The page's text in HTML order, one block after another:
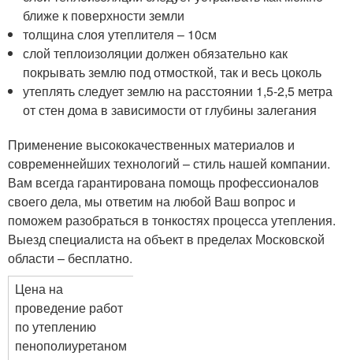
ближе к поверхности земли
толщина слоя утеплителя – 10см
слой теплоизоляции должен обязательно как
покрывать землю под отмосткой, так и весь цоколь
утеплять следует землю на расстоянии 1,5-2,5 метра
от стен дома в зависимости от глубины залегания
Применение высококачественных материалов и
современнейших технологий – стиль нашей компании.
Вам всегда гарантирована помощь профессионалов
своего дела, мы ответим на любой Ваш вопрос и
поможем разобраться в тонкостях процесса утепления.
Выезд специалиста на объект в пределах Московской
области – бесплатно.
Цена на
проведение работ
по утеплению
пенополиуретаном